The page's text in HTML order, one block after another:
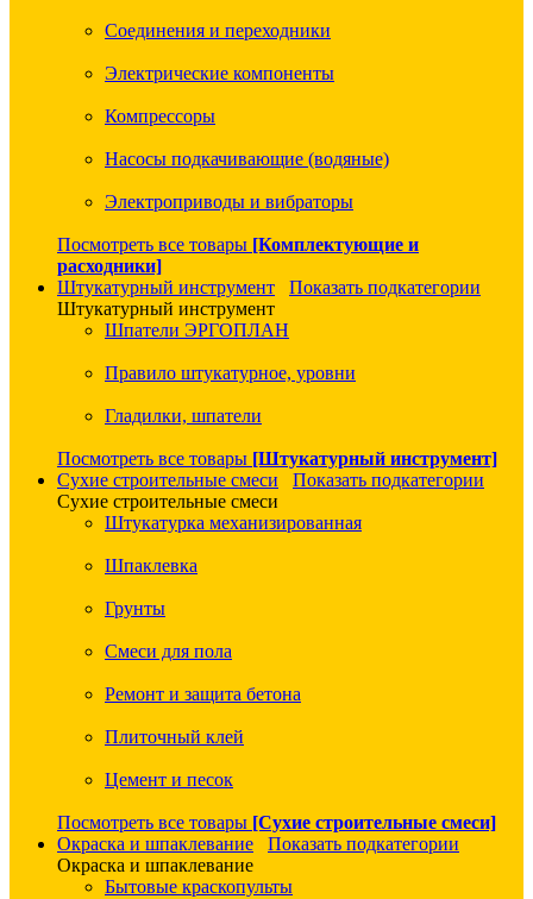
Соединения и переходники
Электрические компоненты
Компрессоры
Насосы подкачивающие (водяные)
Электроприводы и вибраторы
Посмотреть все товары [Комплектующие и
расходники]
Штукатурный инструмент
Показать подкатегории
Штукатурный инструмент
Шпатели ЭРГОПЛАН
Правило штукатурное, уровни
Гладилки, шпатели
Посмотреть все товары [Штукатурный инструмент]
Сухие строительные смеси
Показать подкатегории
Сухие строительные смеси
Штукатурка механизированная
Шпаклевка
Грунты
Смеси для пола
Ремонт и защита бетона
Плиточный клей
Цемент и песок
Посмотреть все товары [Сухие строительные смеси]
Окраска и шпаклевание
Показать подкатегории
Окраска и шпаклевание
Бытовые краскопульты